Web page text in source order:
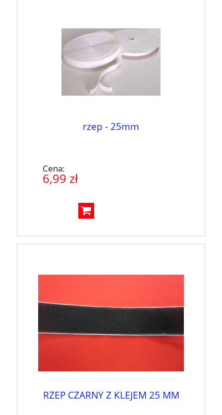
rzep - 25mm
Cena:
6,99 zł
RZEP CZARNY Z KLEJEM 25 MM